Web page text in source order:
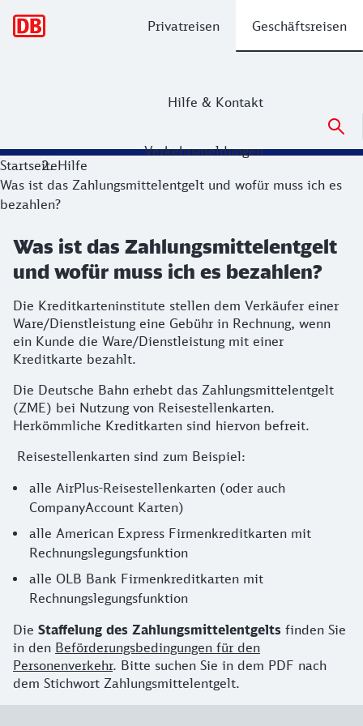
Privatreisen Geschäftsreisen
Hilfe & Kontakt
Verkehrsmeldungen
StartseiteHilfe
Was ist das Zahlungsmittelentgelt und wofür muss ich es
bezahlen?
Was ist das Zahlungsmittelentgelt
und wofür muss ich es bezahlen?
Die Kreditkarteninstitute stellen dem Verkäufer einer
Ware/Dienstleistung eine Gebühr in Rechnung, wenn
ein Kunde die Ware/Dienstleistung mit einer
Kreditkarte bezahlt.
Die Deutsche Bahn erhebt das Zahlungsmittelentgelt
(ZME) bei Nutzung von Reisestellenkarten.
Herkömmliche Kreditkarten sind hiervon befreit.
Reisestellenkarten sind zum Beispiel:
alle AirPlus-Reisestellenkarten (oder auch
CompanyAccount Karten)
alle American Express Firmenkreditkarten mit
Rechnungslegungsfunktion
alle OLB Bank Firmenkreditkarten mit
Rechnungslegungsfunktion
Die Staffelung des Zahlungsmittelentgelts finden Sie
in den Beförderungsbedingungen für den
Personenverkehr. Bitte suchen Sie in dem PDF nach
dem Stichwort Zahlungsmittelentgelt.